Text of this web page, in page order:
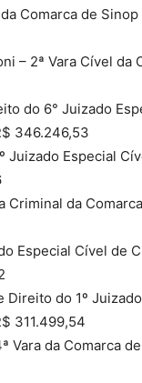
Comarca de
– 2ª Vara Cível da
do 6° Juizado
346.246,53
Juizado Especial
Criminal da
Especial Cível de
do 1º
311.499,54
Vara da Comarca